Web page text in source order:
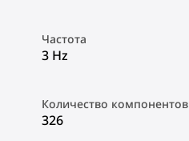
Частота
3 Hz
Количество компонентов
326